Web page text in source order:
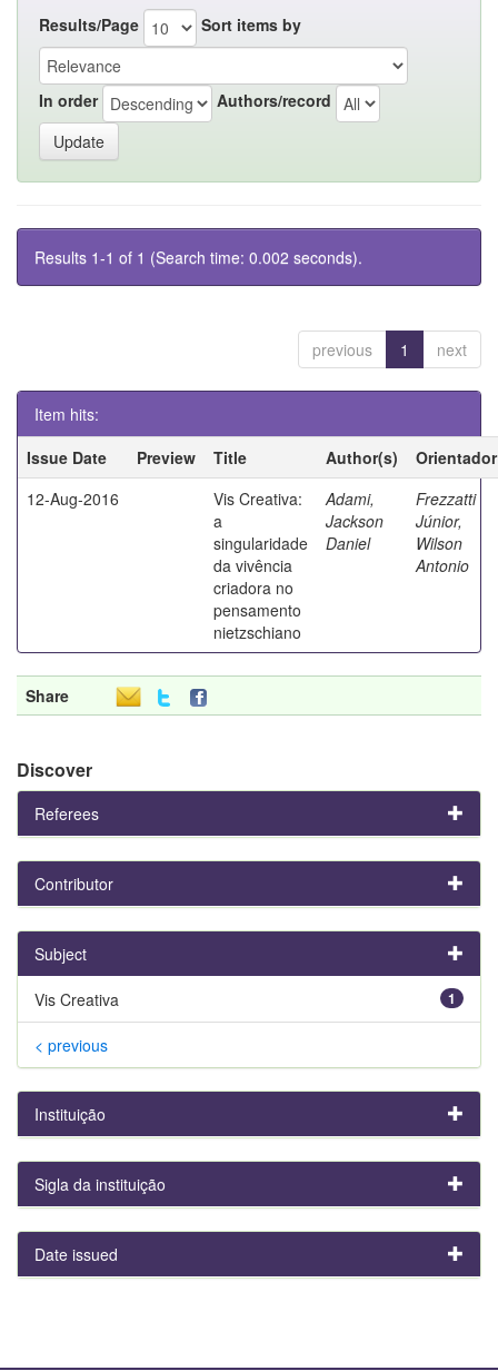
Results/Page Sort items by
In order Authors/record
Results 1-1 of 1 (Search time: 0.002 seconds).
previous 1 next
Item hits:
Issue Date
Preview Title Author(s)
Orientador
12-Aug-2016
Vis Creativa:
a
singularidade
da vivência
criadora no
pensamento
nietzschiano
Adami,
Jackson
Daniel
Frezzatti
Júnior,
Wilson
Antonio
Share
Discover
Referees
Contributor
Subject
1
Vis Creativa
< previous
Instituição
Sigla da instituição
Date issued